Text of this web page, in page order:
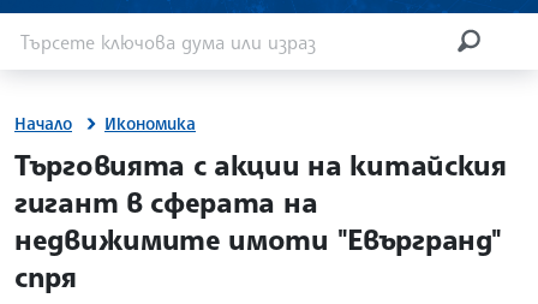
Начало Икономика
site.bta
Търговията с акции на китайския
гигант в сферата на
недвижимите имоти "Евъргранд"
спря